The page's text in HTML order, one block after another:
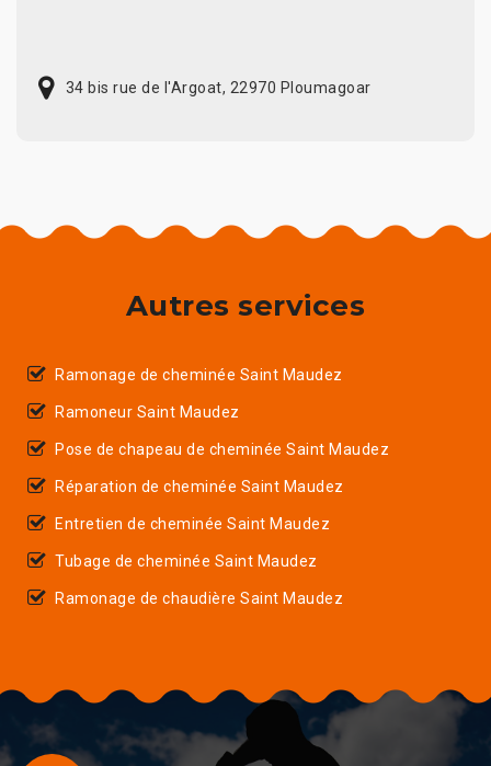
34 bis rue de l'Argoat, 22970 Ploumagoar
Autres services
Ramonage de cheminée Saint Maudez
Ramoneur Saint Maudez
Pose de chapeau de cheminée Saint Maudez
Réparation de cheminée Saint Maudez
Entretien de cheminée Saint Maudez
Tubage de cheminée Saint Maudez
Ramonage de chaudière Saint Maudez